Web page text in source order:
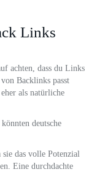
Links
achten, dass du Links
Backlinks passt
als natürliche
deutsche
das volle Potenzial
Eine durchdachte